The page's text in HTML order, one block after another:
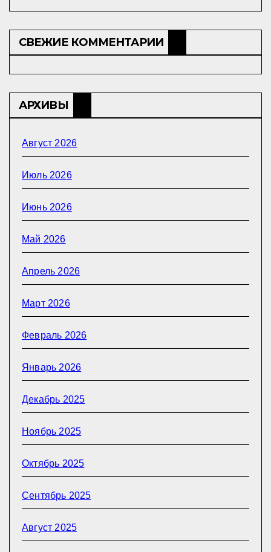
СВЕЖИЕ КОММЕНТАРИИ
АРХИВЫ
Август 2026
Июль 2026
Июнь 2026
Май 2026
Апрель 2026
Март 2026
Февраль 2026
Январь 2026
Декабрь 2025
Ноябрь 2025
Октябрь 2025
Сентябрь 2025
Август 2025